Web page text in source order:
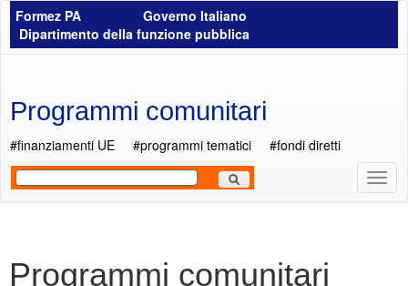
Salta al contenuto principale
Formez PA
Governo Italiano
Dipartimento della funzione pubblica
Programmi comunitari
#finanziamenti UE #programmi tematici
#fondi diretti
Menù
Programmi comunitari